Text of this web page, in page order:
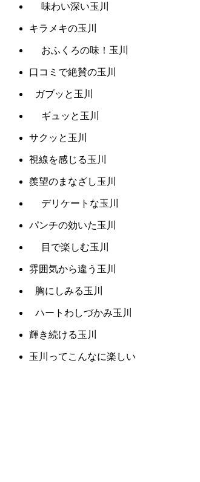
味わい深い玉川
キラメキの玉川
おふくろの味！玉川
口コミで絶賛の玉川
ガブッと玉川
ギュッと玉川
サクッと玉川
視線を感じる玉川
羨望のまなざし玉川
デリケートな玉川
パンチの効いた玉川
目で楽しむ玉川
雰囲気から違う玉川
胸にしみる玉川
ハートわしづかみ玉川
輝き続ける玉川
玉川ってこんなに楽しい